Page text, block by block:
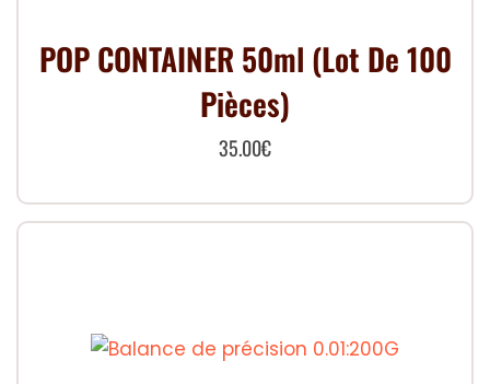
POP CONTAINER 50ml (Lot De 100
Pièces)
35.00€